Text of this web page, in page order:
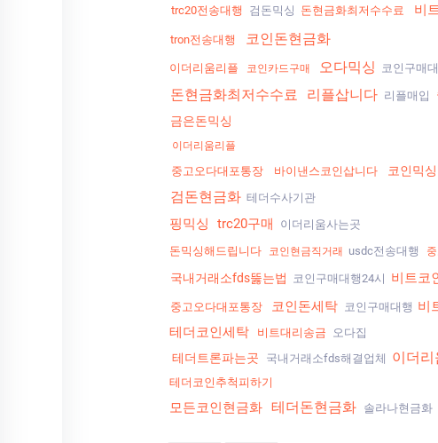
trc20전송대행 검돈믹싱 돈현금화최저수수료 비
tron전송대행 코인돈현금화
이더리움리플 코인카드구매 오다믹싱 코인구매
돈현금화최저수수료 리플삽니다 리플매입
금은돈믹싱
이더리움리플
중고오다대포통장 바이낸스코인삽니다 코인믹
검돈현금화 테더수사기관
핑믹싱 trc20구매
이더리움사는곳
돈믹싱해드립니다
코인현금직거래 usdc전송대행
국내거래소fds뚫는법 코인구매대행24시 비트코
중고오다대포통장 코인돈세탁 코인구매대행 비
테더코인세탁 비트대리송금 오다집
테더트론파는곳 국내거래소fds해결업체 이더
테더코인추척피하기
모든코인현금화 테더돈현금화 솔라나현금화